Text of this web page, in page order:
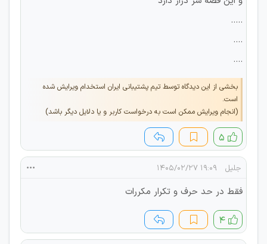
.....
....
....
بخشی از این دیدگاه توسط تیم پشتیبانی ایران استخدام ویرایش شده
است.
(انجام ویرایش ممکن است به درخواست کاربر و یا دلایل دیگر باشد)
۵
جلیل ۱۹:۰۹ ۱۴۰۵/۰۲/۲۷
فقط در حد حرف و تکرار مکررات
۴